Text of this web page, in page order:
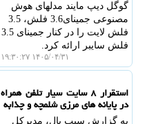
گوگل دیپ مایند مدلهای هوش
مصنوعی جمینای3.6 فلش، 3.5
فلش لایت را در کنار جمینای 3.5
فلش سایبر ارائه کرد.
۱۴۰۵/۰۴/۳۱ ۱۹:۳۰:۲۷
استقرار ۸ سایت سیار تلفن همراه
در پایانه های مرزی شلمچه و چذابه
به گزارش سیب پال، مدیرکل